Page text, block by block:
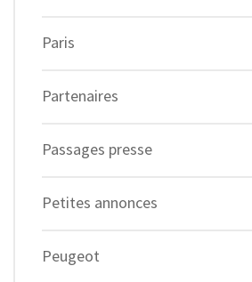
Paris
Partenaires
Passages presse
Petites annonces
Peugeot